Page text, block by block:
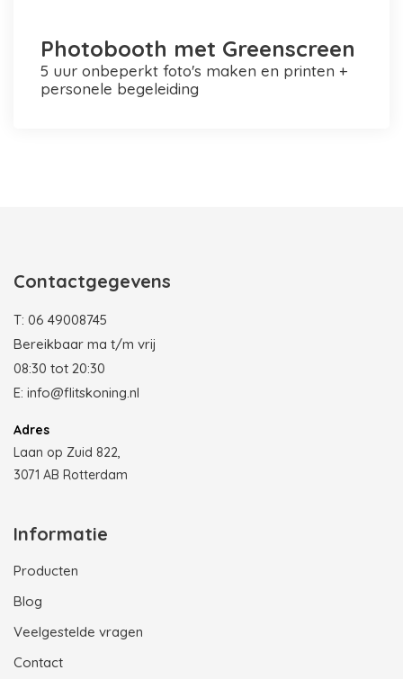
Photobooth met Greenscreen
5 uur onbeperkt foto's maken en printen +
personele begeleiding
Contactgegevens
T: 06 49008745
Bereikbaar ma t/m vrij
08:30 tot 20:30
E: info@flitskoning.nl
Adres
Laan op Zuid 822,
3071 AB Rotterdam
Informatie
Producten
Blog
Veelgestelde vragen
Contact